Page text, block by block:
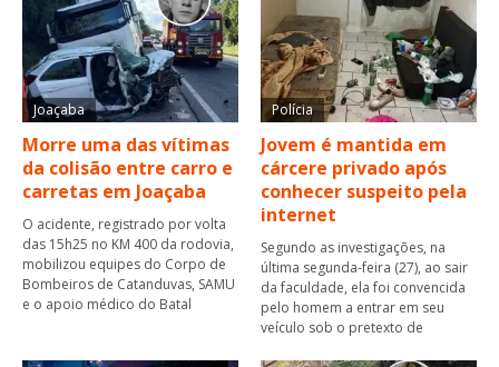
Joaçaba
Morre uma das vítimas
da colisão entre carro e
carretas em Joaçaba
O acidente, registrado por volta
das 15h25 no KM 400 da rodovia,
mobilizou equipes do Corpo de
Bombeiros de Catanduvas, SAMU
e o apoio médico do Batal
Polícia
Jovem é mantida em
cárcere privado após
conhecer suspeito pela
internet
Segundo as investigações, na
última segunda-feira (27), ao sair
da faculdade, ela foi convencida
pelo homem a entrar em seu
veículo sob o pretexto de